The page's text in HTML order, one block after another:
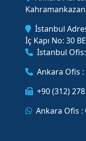
Kahramankazan
İstanbul
İç Kapı No: 30
İstanbul
Ankara Ofis :
+90 (312)
Ankara Ofis :